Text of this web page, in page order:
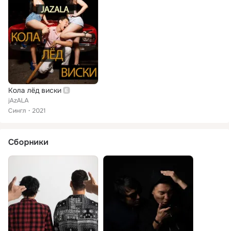
Кола лёд виски
jAzALA
Сингл
2021
Сборники